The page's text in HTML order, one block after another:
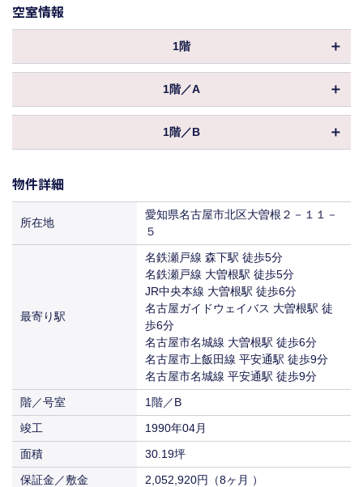
空室情報
1階
物件ID
003736
3,374,960円
共益費
賃料
464,057円
即入居
1階／A
物件ID
169775
保証金／敷金
-3 100% -5 80% -10 50% 10- 30%
274,472円
（8,800円／坪）
相談
1階／B
坪数
保証金／敷金
2,052,920円
-3 100% -5 80% -10 50% 10- 30%
込
賃料
282,276円
相談
物件詳細
所在地
愛知県名古屋市北区大曽根２－１１－
５
最寄り駅
名鉄瀬戸線 森下駅 徒歩5分
名鉄瀬戸線 大曽根駅 徒歩5分
JR中央本線 大曽根駅 徒歩6分
名古屋ガイドウェイバス 大曽根駅 徒
歩6分
名古屋市名城線 大曽根駅 徒歩6分
名古屋市上飯田線 平安通駅 徒歩9分
名古屋市名城線 平安通駅 徒歩9分
階／号室
1階／B
竣工
1990年04月
面積
30.19坪
保証金／敷金
2,052,920円（8ヶ月 ）